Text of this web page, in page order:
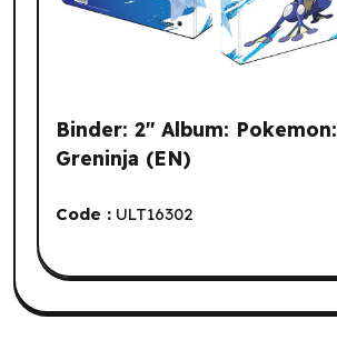
Binder: 2" Album: Pokemon:
Greninja (EN)
Code : ULT16302